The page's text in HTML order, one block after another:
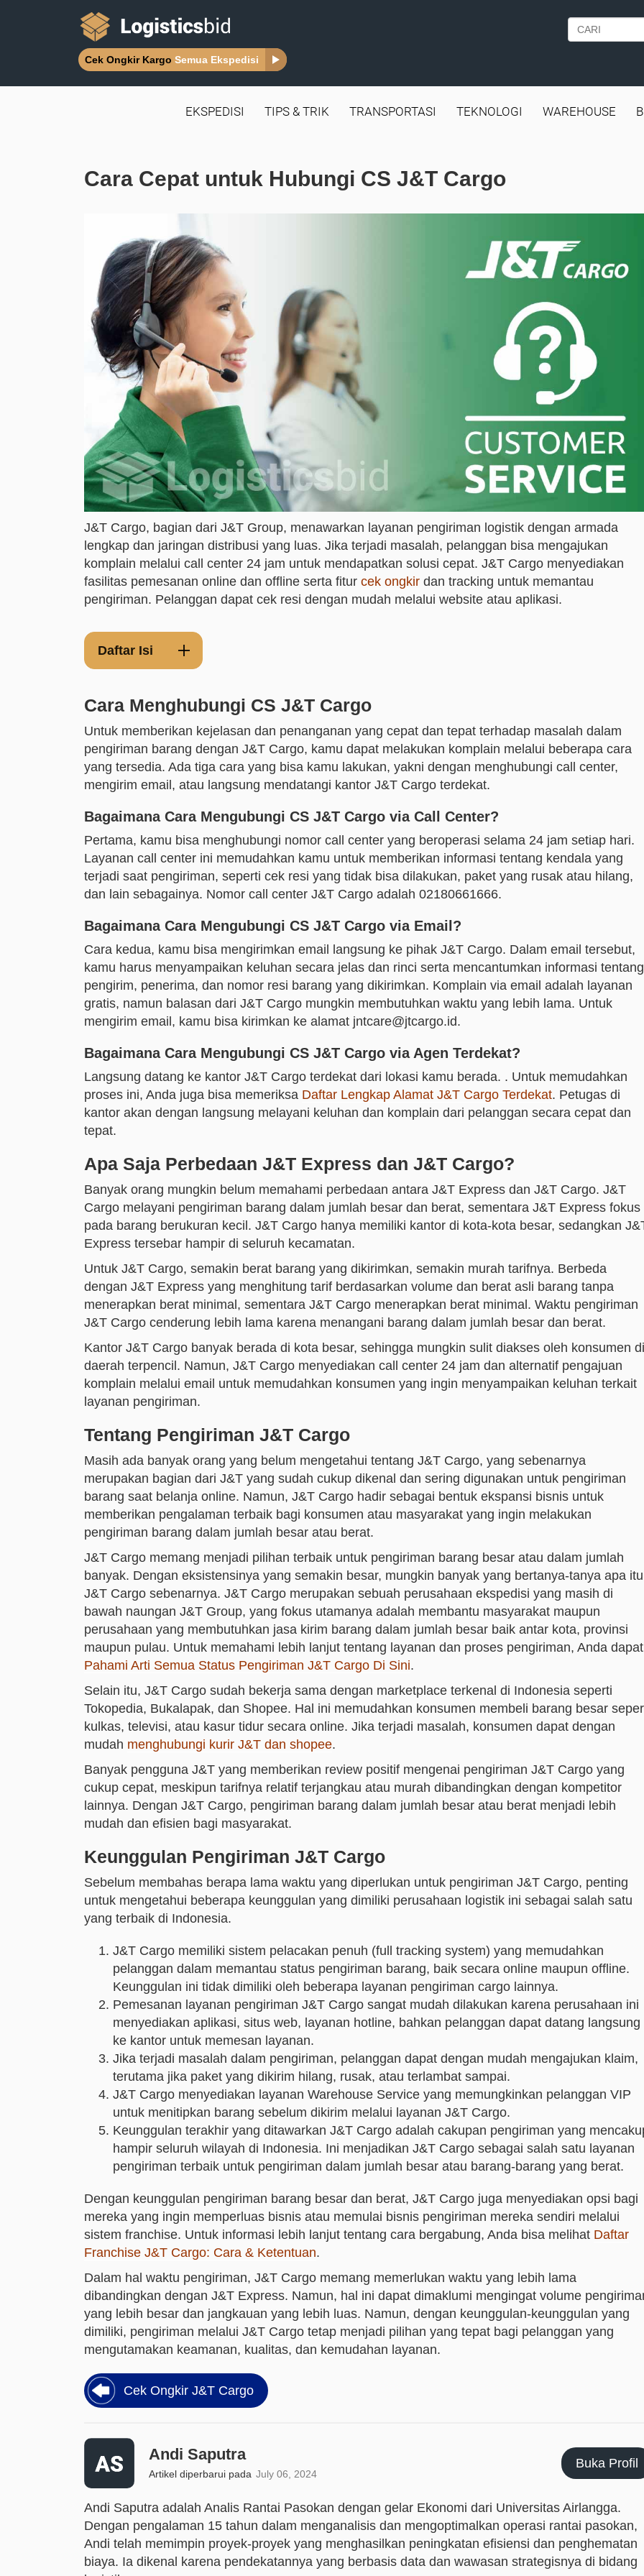
Cek Ongkir Kargo Semua Ekspedisi
EKSPEDISI TIPS & TRIK TRANSPORTASI TEKNOLOGI WAREHOUSE
Cara Cepat untuk Hubungi CS J&T Cargo
J&T Cargo, bagian dari J&T Group, menawarkan layanan pengiriman logistik dengan armada
lengkap dan jaringan distribusi yang luas. Jika terjadi masalah, pelanggan bisa mengajukan
komplain melalui call center 24 jam untuk mendapatkan solusi cepat. J&T Cargo menyediakan
fasilitas pemesanan online dan offline serta fitur cek ongkir dan tracking untuk memantau
pengiriman. Pelanggan dapat cek resi dengan mudah melalui website atau aplikasi.
Daftar Isi
Cara Menghubungi CS J&T Cargo
Untuk memberikan kejelasan dan penanganan yang cepat dan tepat terhadap masalah dalam
pengiriman barang dengan J&T Cargo, kamu dapat melakukan komplain melalui beberapa cara
yang tersedia. Ada tiga cara yang bisa kamu lakukan, yakni dengan menghubungi call center,
mengirim email, atau langsung mendatangi kantor J&T Cargo terdekat.
Bagaimana Cara Mengubungi CS J&T Cargo via Call Center?
Pertama, kamu bisa menghubungi nomor call center yang beroperasi selama 24 jam setiap hari.
Layanan call center ini memudahkan kamu untuk memberikan informasi tentang kendala yang
terjadi saat pengiriman, seperti cek resi yang tidak bisa dilakukan, paket yang rusak atau hilang,
dan lain sebagainya. Nomor call center J&T Cargo adalah 02180661666.
Bagaimana Cara Mengubungi CS J&T Cargo via Email?
Cara kedua, kamu bisa mengirimkan email langsung ke pihak J&T Cargo. Dalam email tersebut,
kamu harus menyampaikan keluhan secara jelas dan rinci serta mencantumkan informasi tentang
pengirim, penerima, dan nomor resi barang yang dikirimkan. Komplain via email adalah layanan
gratis, namun balasan dari J&T Cargo mungkin membutuhkan waktu yang lebih lama. Untuk
mengirim email, kamu bisa kirimkan ke alamat jntcare@jtcargo.id.
Bagaimana Cara Mengubungi CS J&T Cargo via Agen Terdekat?
Langsung datang ke kantor J&T Cargo terdekat dari lokasi kamu berada. . Untuk memudahkan
proses ini, Anda juga bisa memeriksa Daftar Lengkap Alamat J&T Cargo Terdekat. Petugas di
kantor akan dengan langsung melayani keluhan dan komplain dari pelanggan secara cepat dan
tepat.
Apa Saja Perbedaan J&T Express dan J&T Cargo?
Banyak orang mungkin belum memahami perbedaan antara J&T Express dan J&T Cargo. J&T
Cargo melayani pengiriman barang dalam jumlah besar dan berat, sementara J&T Express fokus
pada barang berukuran kecil. J&T Cargo hanya memiliki kantor di kota-kota besar, sedangkan
Express tersebar hampir di seluruh kecamatan.
Untuk J&T Cargo, semakin berat barang yang dikirimkan, semakin murah tarifnya. Berbeda
dengan J&T Express yang menghitung tarif berdasarkan volume dan berat asli barang tanpa
menerapkan berat minimal, sementara J&T Cargo menerapkan berat minimal. Waktu pengiriman
J&T Cargo cenderung lebih lama karena menangani barang dalam jumlah besar dan berat.
Kantor J&T Cargo banyak berada di kota besar, sehingga mungkin sulit diakses oleh konsumen di
daerah terpencil. Namun, J&T Cargo menyediakan call center 24 jam dan alternatif pengajuan
komplain melalui email untuk memudahkan konsumen yang ingin menyampaikan keluhan terkait
layanan pengiriman.
Tentang Pengiriman J&T Cargo
Masih ada banyak orang yang belum mengetahui tentang J&T Cargo, yang sebenarnya
merupakan bagian dari J&T yang sudah cukup dikenal dan sering digunakan untuk pengiriman
barang saat belanja online. Namun, J&T Cargo hadir sebagai bentuk ekspansi bisnis untuk
memberikan pengalaman terbaik bagi konsumen atau masyarakat yang ingin melakukan
pengiriman barang dalam jumlah besar atau berat.
J&T Cargo memang menjadi pilihan terbaik untuk pengiriman barang besar atau dalam jumlah
banyak. Dengan eksistensinya yang semakin besar, mungkin banyak yang bertanya-tanya apa itu
J&T Cargo sebenarnya. J&T Cargo merupakan sebuah perusahaan ekspedisi yang masih di
bawah naungan J&T Group, yang fokus utamanya adalah membantu masyarakat maupun
perusahaan yang membutuhkan jasa kirim barang dalam jumlah besar baik antar kota, provinsi
maupun pulau. Untuk memahami lebih lanjut tentang layanan dan proses pengiriman, Anda dapat
Pahami Arti Semua Status Pengiriman J&T Cargo Di Sini.
Selain itu, J&T Cargo sudah bekerja sama dengan marketplace terkenal di Indonesia seperti
Tokopedia, Bukalapak, dan Shopee. Hal ini memudahkan konsumen membeli barang besar
kulkas, televisi, atau kasur tidur secara online. Jika terjadi masalah, konsumen dapat dengan
mudah menghubungi kurir J&T dan shopee.
Banyak pengguna J&T yang memberikan review positif mengenai pengiriman J&T Cargo yang
cukup cepat, meskipun tarifnya relatif terjangkau atau murah dibandingkan dengan kompetitor
lainnya. Dengan J&T Cargo, pengiriman barang dalam jumlah besar atau berat menjadi lebih
mudah dan efisien bagi masyarakat.
Keunggulan Pengiriman J&T Cargo
Sebelum membahas berapa lama waktu yang diperlukan untuk pengiriman J&T Cargo, penting
untuk mengetahui beberapa keunggulan yang dimiliki perusahaan logistik ini sebagai salah satu
yang terbaik di Indonesia.
J&T Cargo memiliki sistem pelacakan penuh (full tracking system) yang memudahkan
pelanggan dalam memantau status pengiriman barang, baik secara online maupun offline.
Keunggulan ini tidak dimiliki oleh beberapa layanan pengiriman cargo lainnya.
Pemesanan layanan pengiriman J&T Cargo sangat mudah dilakukan karena perusahaan ini
menyediakan aplikasi, situs web, layanan hotline, bahkan pelanggan dapat datang langsung
ke kantor untuk memesan layanan.
Jika terjadi masalah dalam pengiriman, pelanggan dapat dengan mudah mengajukan klaim,
terutama jika paket yang dikirim hilang, rusak, atau terlambat sampai.
J&T Cargo menyediakan layanan Warehouse Service yang memungkinkan pelanggan VIP
untuk menitipkan barang sebelum dikirim melalui layanan J&T Cargo.
Keunggulan terakhir yang ditawarkan J&T Cargo adalah cakupan pengiriman yang
hampir seluruh wilayah di Indonesia. Ini menjadikan J&T Cargo sebagai salah satu layanan
pengiriman terbaik untuk pengiriman dalam jumlah besar atau barang-barang yang berat.
Dengan keunggulan pengiriman barang besar dan berat, J&T Cargo juga menyediakan opsi bagi
mereka yang ingin memperluas bisnis atau memulai bisnis pengiriman mereka sendiri melalui
sistem franchise. Untuk informasi lebih lanjut tentang cara bergabung, Anda bisa melihat Daftar
Franchise J&T Cargo: Cara & Ketentuan.
Dalam hal waktu pengiriman, J&T Cargo memang memerlukan waktu yang lebih lama
dibandingkan dengan J&T Express. Namun, hal ini dapat dimaklumi mengingat volume
yang lebih besar dan jangkauan yang lebih luas. Namun, dengan keunggulan-keunggulan yang
dimiliki, pengiriman melalui J&T Cargo tetap menjadi pilihan yang tepat bagi pelanggan yang
mengutamakan keamanan, kualitas, dan kemudahan layanan.
Cek Ongkir J&T Cargo
Andi Saputra
Artikel diperbarui pada July 06, 2024
Buka Profil
Andi Saputra adalah Analis Rantai Pasokan dengan gelar Ekonomi dari Universitas Airlangga.
Dengan pengalaman 15 tahun dalam menganalisis dan mengoptimalkan operasi rantai pasokan,
Andi telah memimpin proyek-proyek yang menghasilkan peningkatan efisiensi dan penghematan
biaya. Ia dikenal karena pendekatannya yang berbasis data dan wawasan strategisnya di bidang